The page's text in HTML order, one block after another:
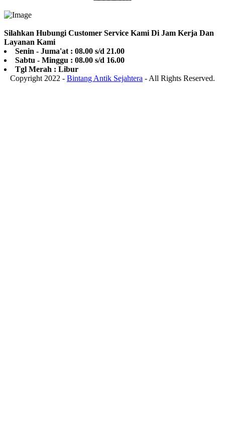
Silahkan Hubungi Customer Service Kami Di Jam Kerja Dan
Layanan Kami
Senin - Juma'at : 08.00 s/d 21.00
Sabtu - Minggu : 08.00 s/d 16.00
Tgl Merah : Libur
Copyright 2022 - Bintang Antik Sejahtera - All Rights Reserved.